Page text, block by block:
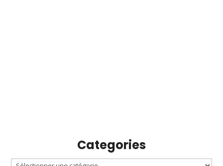
Categories